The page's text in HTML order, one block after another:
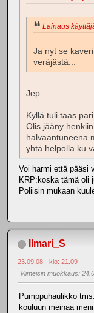
Lainaus
Ja nyt se
veräjästä...
Jep...
Kyllä tuli taas
Olis jääny
halvaantuneena
yhtä helpolla ku
Voi harmi että pääsi
KRP:koska tämä oli
Poliisin mukaan
Ilmari_S
23.09.08 - klo: 21.09
Viimeisin muokkaus:
Pumppuhaulikko
kouluun meinaa